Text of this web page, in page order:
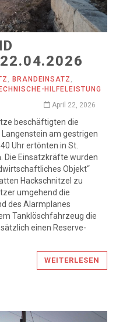
22.04.2026
, BRANDEINSATZ ,
HILFELEISTUNG
April 22, 2026
beschäftigten die
am gestrigen
Uhr ertönten in St.
Die Einsatzkräfte wurden
Objekt“
Hackschnitzel zu
umgehend die
des Alarmplanes
Tanklöschfahrzeug die
einen Reserve-
WEITERLESEN